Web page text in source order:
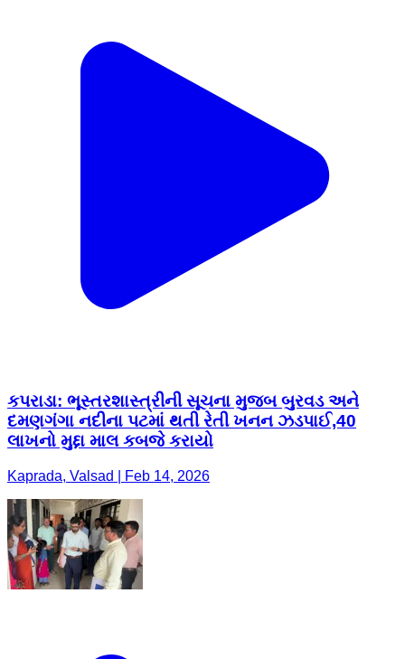
કપરાડા: ભૂસ્તરશાસ્ત્રીની સૂચના મુજબ બુરવડ અને
દમણગંગા નદીના પટમાં થતી રેતી ખનન ઝડપાઈ,40
લાખનો મુદ્દા માલ કબજે કરાયો
Kaprada, Valsad | Feb 14, 2026